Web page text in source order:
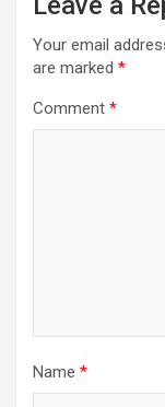
Your email
are marked *
Comment *
Name *